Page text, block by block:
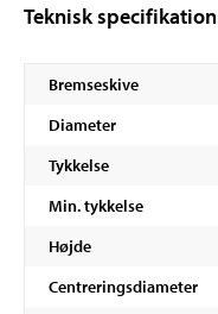
Teknisk specifikation
Bremseskive
Diameter
Tykkelse
Min. tykkelse
Højde
Centreringsdiameter